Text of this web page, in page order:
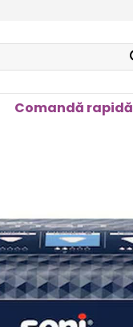
Comandă rapidă